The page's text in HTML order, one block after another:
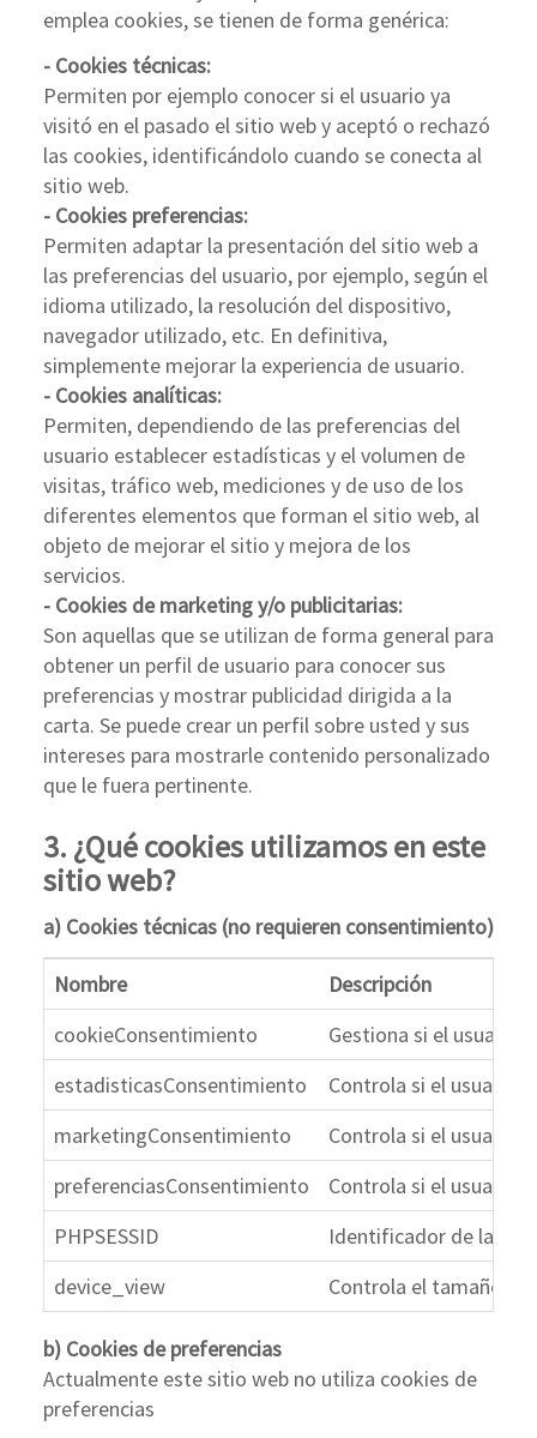
emplea cookies, se tienen de forma genérica:
- Cookies técnicas:
Permiten por ejemplo conocer si el usuario ya
visitó en el pasado el sitio web y aceptó o rechazó
las cookies, identificándolo cuando se conecta al
sitio web.
- Cookies preferencias:
Permiten adaptar la presentación del sitio web a
las preferencias del usuario, por ejemplo, según el
idioma utilizado, la resolución del dispositivo,
navegador utilizado, etc. En definitiva,
simplemente mejorar la experiencia de usuario.
- Cookies analíticas:
Permiten, dependiendo de las preferencias del
usuario establecer estadísticas y el volumen de
visitas, tráfico web, mediciones y de uso de los
diferentes elementos que forman el sitio web, al
objeto de mejorar el sitio y mejora de los
servicios.
- Cookies de marketing y/o publicitarias:
Son aquellas que se utilizan de forma general para
obtener un perfil de usuario para conocer sus
preferencias y mostrar publicidad dirigida a la
carta. Se puede crear un perfil sobre usted y sus
intereses para mostrarle contenido personalizado
que le fuera pertinente.
3. ¿Qué cookies utilizamos en este
sitio web?
a) Cookies técnicas (no requieren consentimiento)
Nombre
Descripción
cookieConsentimiento
Gestiona si el usuario
estadisticasConsentimiento
Controla si el usuario
marketingConsentimiento
Controla si el usuario
preferenciasConsentimiento
Controla si el usuario
PHPSESSID
Identificador de la
device_view
Controla el tamaño
b) Cookies de preferencias
Actualmente este sitio web no utiliza cookies de
preferencias